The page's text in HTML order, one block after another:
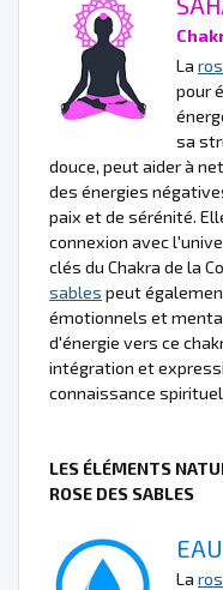
La
pour
sa
douce, peut aider à
des énergies
paix et de sérénité.
connexion avec
clés du Chakra de la
sables peut
émotionnels et
d'énergie vers ce
intégration et
connaissance
LES ÉLÉMENTS
ROSE DES SABLES
EAU
La